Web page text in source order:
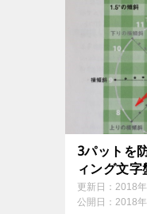
3パットを
ィング文字
更新日： 2018
公開日： 2018